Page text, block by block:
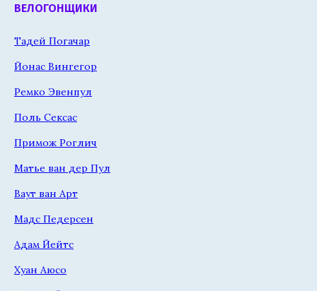
ВЕЛОГОНЩИКИ
Тадей Погачар
Йонас Вингегор
Ремко Эвенпул
Поль Сексас
Примож Роглич
Матье ван дер Пул
Ваут ван Арт
Мадс Педерсен
Адам Йейтс
Хуан Аюсо